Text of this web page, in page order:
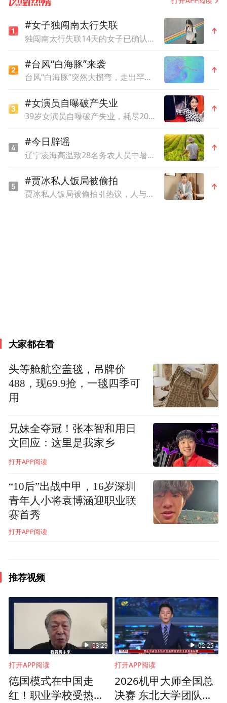
司等金融机构开展订单式人才培养，累计培
养1万余名应用型金融人才，订单班毕业生就
业率连续多年 100%、对口率超 98%、企业
留任率达 95%，多数成长为银行、证券等机
构的核心业务骨干。订单招聘是学校精准育
才、精准促就业的重要抓手，既贴合行业企
了上手快、适配性强的技能型人才，也契合
校、企业、学生”三方共赢。
录用名单，此后，这批学生进入专门培养订
单人才的银领学院，在大三上学期接受学校
与用人单位共同制定的课程教学，让学生在
校期间就熟悉业务操作，省去毕业后岗前培
习，毕业后即可正式上岗，比其他高校应届
订单班学生在合作银行顶岗实习风采
金融订单班让学生在毕业前就“上了岗”。
2026届毕业生余佳瑶和夏涣婷分别是德清农
#女子独闯南太行失联
独闯南太行失联14天的女子已确认遇难，遗体在悬崖被找到
#台风“白海豚”来袭
台风“白海豚”突然大拐弯，走出罕见路线
#女演员自曝破产失业
39岁女演员自曝破产失业，耗尽20年拍戏积蓄，只能靠年迈母亲接济
#今日辟谣
辽宁凌海高温致28名务农人员中暑死亡？官方回应
#贾冰私人饭局被偷拍
贾冰私人饭局被偷拍引热议，人与人之间还能有点信任吗？
大家都在看
头等舱航空盖毯，吊牌价
488，现69.9抢，一毯四季可
用
兄妹全夺冠！张本智和用日
文回应：这里是我家乡
打开APP阅读
“10后”出战中甲，16岁深圳
青年人小将袁博涵迎职业联
赛首秀
打开APP阅读
推荐视频
03:29
打开APP阅读
德国模式在中国走
红！职业学校受热
02:25
打开APP阅读
2026机甲大师全国总
决赛 东北大学团队夺